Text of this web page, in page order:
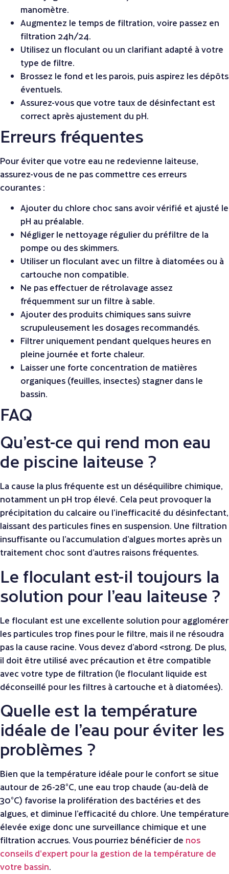
manomètre.
Augmentez le temps de filtration, voire passez en
filtration 24h/24.
Utilisez un floculant ou un clarifiant adapté à votre
type de filtre.
Brossez le fond et les parois, puis aspirez les dépôts
éventuels.
Assurez-vous que votre taux de désinfectant est
correct après ajustement du pH.
Erreurs fréquentes
Pour éviter que votre eau ne redevienne laiteuse,
assurez-vous de ne pas commettre ces erreurs
courantes :
Ajouter du chlore choc sans avoir vérifié et ajusté le
pH au préalable.
Négliger le nettoyage régulier du préfiltre de la
pompe ou des skimmers.
Utiliser un floculant avec un filtre à diatomées ou à
cartouche non compatible.
Ne pas effectuer de rétrolavage assez
fréquemment sur un filtre à sable.
Ajouter des produits chimiques sans suivre
scrupuleusement les dosages recommandés.
Filtrer uniquement pendant quelques heures en
pleine journée et forte chaleur.
Laisser une forte concentration de matières
organiques (feuilles, insectes) stagner dans le
bassin.
FAQ
Qu’est-ce qui rend mon eau
de piscine laiteuse ?
La cause la plus fréquente est un déséquilibre chimique,
notamment un pH trop élevé. Cela peut provoquer la
précipitation du calcaire ou l’inefficacité du désinfectant,
laissant des particules fines en suspension. Une filtration
insuffisante ou l’accumulation d’algues mortes après un
traitement choc sont d’autres raisons fréquentes.
Le floculant est-il toujours la
solution pour l’eau laiteuse ?
Le floculant est une excellente solution pour agglomérer
les particules trop fines pour le filtre, mais il ne résoudra
pas la cause racine. Vous devez d’abord <strong. De plus,
il doit être utilisé avec précaution et être compatible
avec votre type de filtration (le floculant liquide est
déconseillé pour les filtres à cartouche et à diatomées).
Quelle est la température
idéale de l’eau pour éviter les
problèmes ?
Bien que la température idéale pour le confort se situe
autour de 26-28°C, une eau trop chaude (au-delà de
30°C) favorise la prolifération des bactéries et des
algues, et diminue l’efficacité du chlore. Une température
élevée exige donc une surveillance chimique et une
filtration accrues. Vous pourriez bénéficier de nos
conseils d'expert pour la gestion de la température de
votre bassin.